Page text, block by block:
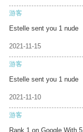
游客
Estelle sent you 1 nude
2021-11-15
游客
Estelle sent you 1 nude
2021-11-10
游客
Rank 1 on Google With 5